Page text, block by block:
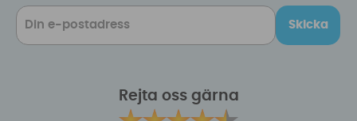
Skicka
Rejta oss gärna